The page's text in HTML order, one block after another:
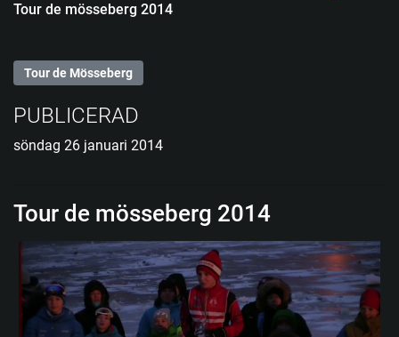
Tour de mösseberg 2014
Tour de Mösseberg
PUBLICERAD
söndag 26 januari 2014
Tour de mösseberg 2014